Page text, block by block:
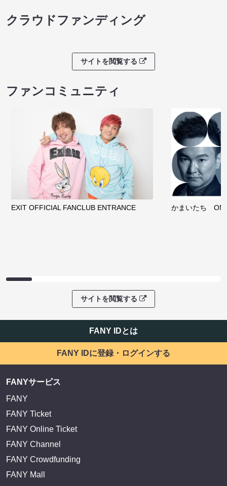
クラウドファンディング
サイトを閲覧する
ファンコミュニティ
EXIT OFFICIAL FANCLUB ENTRANCE かまいたち
サイトを閲覧する
FANY IDとは
FANY IDに登録・ログインする
FANYサービス
FANY
FANY Ticket
FANY Online Ticket
FANY Channel
FANY Crowdfunding
FANY Mall